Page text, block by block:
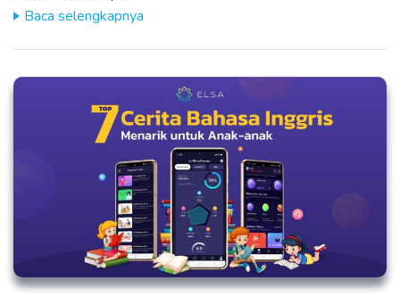
Baca selengkapnya